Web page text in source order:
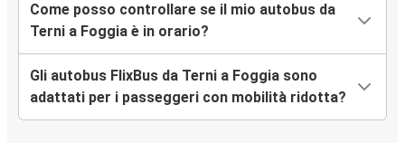
Come posso controllare se il mio autobus da
Terni a Foggia è in orario?
Gli autobus FlixBus da Terni a Foggia sono
adattati per i passeggeri con mobilità ridotta?